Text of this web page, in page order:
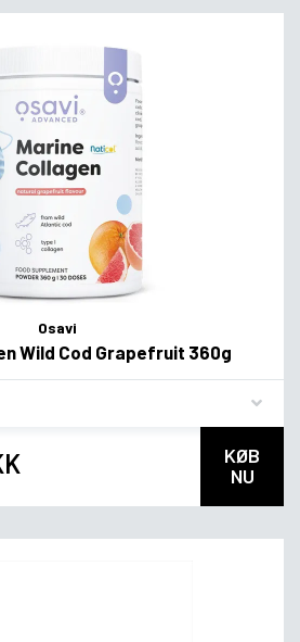
Osavi
Wild Cod Grapefruit 360g
KØB
NU